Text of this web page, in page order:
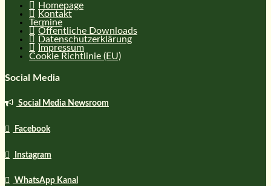
Homepage
Kontakt
Termine
Öffentliche Downloads
Datenschutzerklärung
Impressum
Cookie Richtlinie (EU)
Social Media
Social Media Newsroom
Facebook
Instagram
WhatsApp Kanal